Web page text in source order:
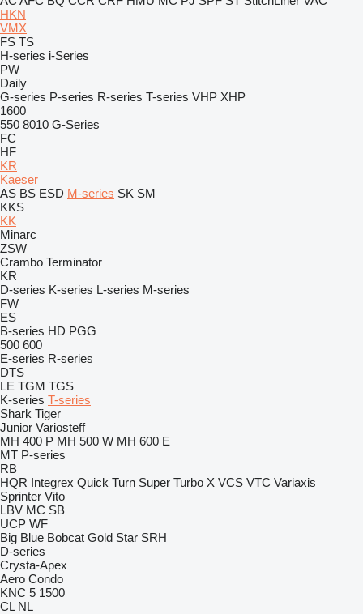
HKN
VMX
FS TS
H-series i-Series
PW
Daily
G-series P-series R-series T-series VHP XHP
1600
550 8010 G-Series
FC
HF
KR
Kaeser
AS BS ESD M-series SK SM
KKS
KK
Minarc
ZSW
Crambo Terminator
KR
D-series K-series L-series M-series
FW
ES
B-series HD PGG
500 600
E-series R-series
DTS
LE TGM TGS
K-series T-series
Shark Tiger
Junior Variosteff
MH 400 P MH 500 W MH 600 E
MT P-series
RB
HQR Integrex Quick Turn Super Turbo X VCS VTC Variaxis
Sprinter Vito
LBV MC SB
UCP WF
Big Blue Bobcat Gold Star SRH
D-series
Crysta-Apex
Aero Condo
KNC 5 1500
CL NL